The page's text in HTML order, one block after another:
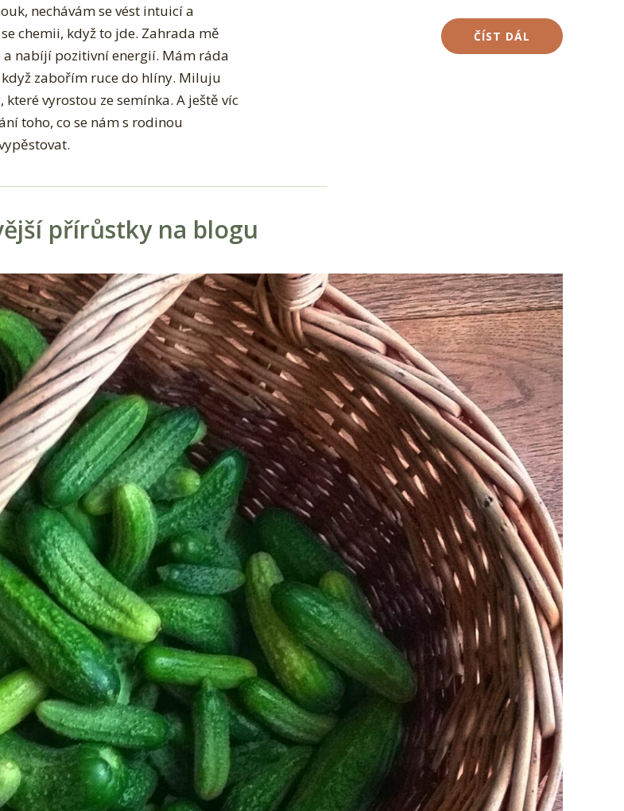
nechávám se vést intuicí a
chemii, když to jde. Zahrada mě
nabíjí pozitivní energií. Mám ráda
zabořím ruce do hlíny. Miluju
které vyrostou ze semínka. A ještě víc
toho, co se nám s rodinou
ČÍST DÁL
přírůstky na blogu